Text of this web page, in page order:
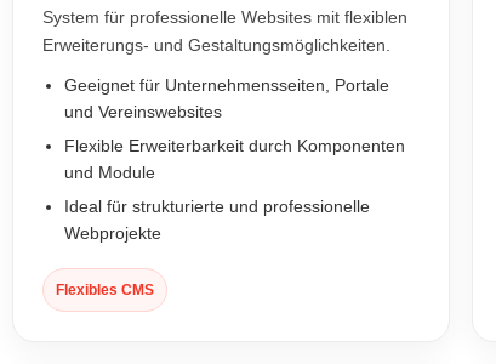
System für professionelle Websites mit flexiblen
Erweiterungs- und Gestaltungsmöglichkeiten.
Geeignet für Unternehmensseiten, Portale
und Vereinswebsites
Flexible Erweiterbarkeit durch Komponenten
und Module
Ideal für strukturierte und professionelle
Webprojekte
Flexibles CMS